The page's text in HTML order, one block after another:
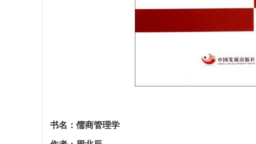
书名：儒商管理学